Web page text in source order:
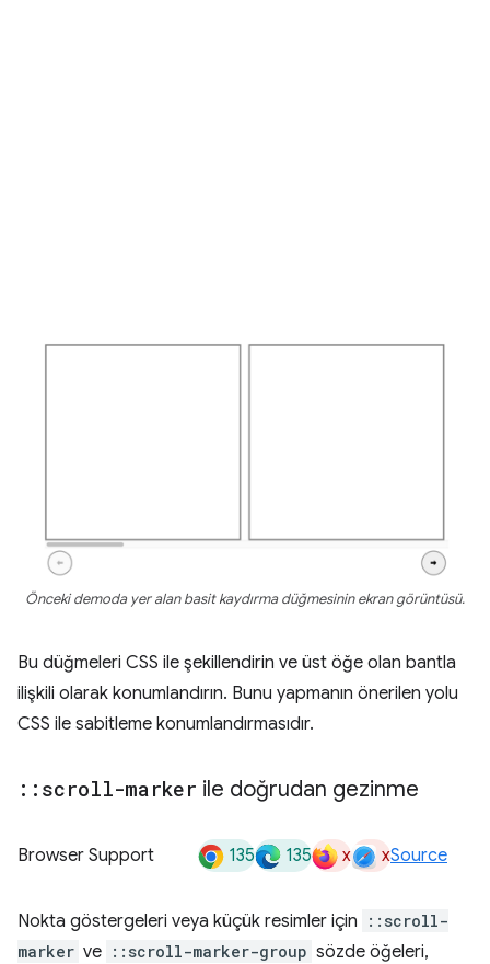
Önceki demoda yer alan basit kaydırma düğmesinin ekran görüntüsü.
Bu düğmeleri CSS ile şekillendirin ve üst öğe olan bantla
ilişkili olarak konumlandırın. Bunu yapmanın önerilen yolu
CSS ile sabitleme konumlandırmasıdır.
:: scroll-marker ile doğrudan gezinme
Browser Support 135 135 x xSource
Nokta göstergeleri veya küçük resimler için
::scroll-
marker ve ::scroll-marker-group sözde öğeleri,